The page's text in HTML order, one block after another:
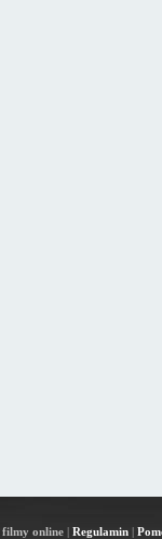
filmy online| Regulamin|